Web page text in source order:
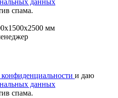
данных
спама.
мм
и даю
данных
спама.